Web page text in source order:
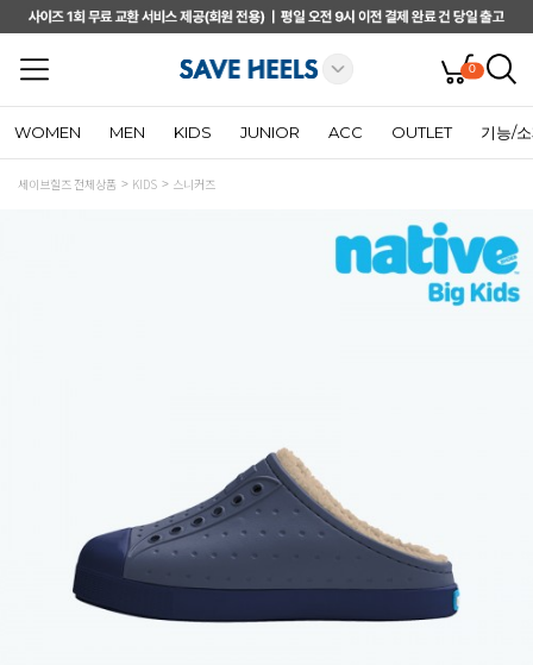
0
WOMEN MEN KIDS JUNIOR ACC OUTLET 기능/
세이브힐즈 전체상품 KIDS 스니커즈